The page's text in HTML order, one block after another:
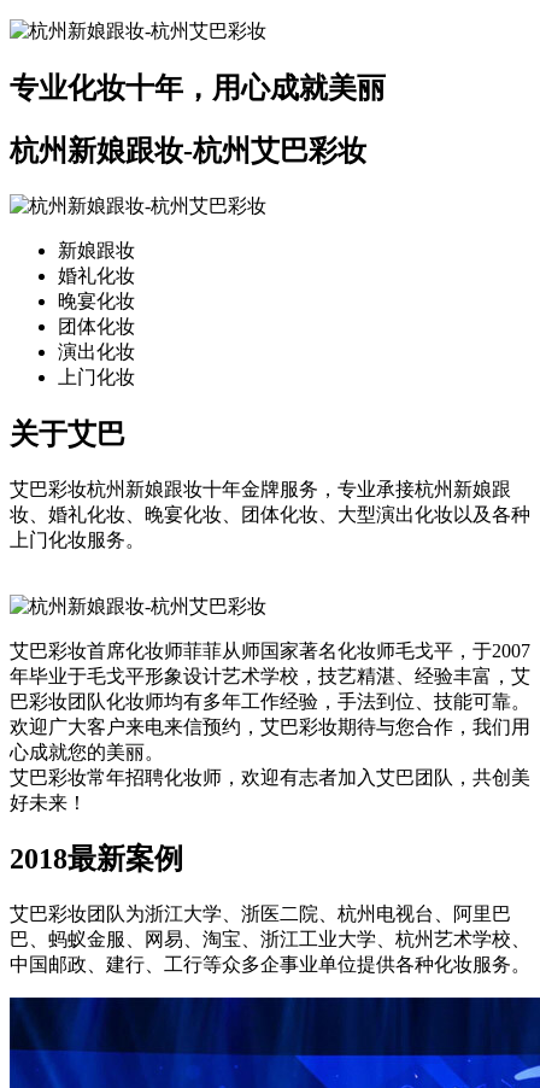
专业化妆十年，用心成就美丽
杭州新娘跟妆-杭州艾巴彩妆
新娘跟妆
婚礼化妆
晚宴化妆
团体化妆
演出化妆
上门化妆
关于艾巴
艾巴彩妆杭州新娘跟妆十年金牌服务，专业承接杭州新娘跟
妆、婚礼化妆、晚宴化妆、团体化妆、大型演出化妆以及各种
上门化妆服务。
艾巴彩妆首席化妆师菲菲从师国家著名化妆师毛戈平，于2007
年毕业于毛戈平形象设计艺术学校，技艺精湛、经验丰富，艾
巴彩妆团队化妆师均有多年工作经验，手法到位、技能可靠。
欢迎广大客户来电来信预约，艾巴彩妆期待与您合作，我们用
心成就您的美丽。
艾巴彩妆常年招聘化妆师，欢迎有志者加入艾巴团队，共创美
好未来！
2018最新案例
艾巴彩妆团队为浙江大学、浙医二院、杭州电视台、阿里巴
巴、蚂蚁金服、网易、淘宝、浙江工业大学、杭州艺术学校、
中国邮政、建行、工行等众多企事业单位提供各种化妆服务。